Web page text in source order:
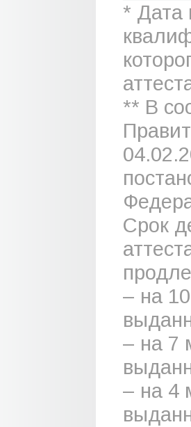
* Дата
** В
Срок
– на
– на 7
– на 4